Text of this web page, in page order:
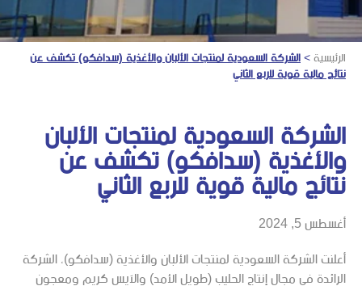
الرئيسية > الشركة السعودية لمنتجات الألبان والأغذية (سدافكو) تكشف عن
نتائج مالية قوية للربع الثاني
الشركة السعودية لمنتجات الألبان
والأغذية (سدافكو) تكشف عن
نتائج مالية قوية للربع الثاني
أغسطس 5, 2024
أعلنت الشركة السعودية لمنتجات الألبان والأغذية (سدافكو)، الشركة
الرائدة في مجال إنتاج الحليب (طويل الأمد) والآيس كريم ومعجون